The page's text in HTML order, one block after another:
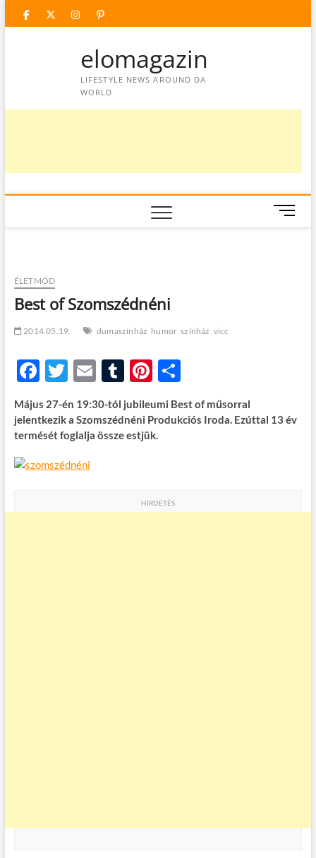
facebooktwitter
instagram
googleplus
pinterest
elomagazin
LIFESTYLE NEWS AROUND DA
WORLD
M
e
ÉLETMÓD
Best of Szomszédnéni
2014.05.19. dumaszínház humor színház vicc
F
ac
e
b
o
k
T
w
itt
er
E
m
ail
T
u
m
bl
Pi
nt
er
es
O
ss
za
Május 27-én 19:30-tól jubileumi Best of műsorral
jelentkezik a Szomszédnéni Produkciós Iroda. Ezúttal 13 év
termését foglalja össze estjük.
HIRDETÉS